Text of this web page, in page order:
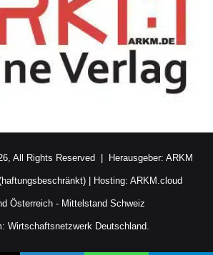
All Rights Reserved | Herausgeber: ARKM
| Hosting: ARKM.cloud
Österreich- Mittelstand Schweiz
Wirtschaftsnetzwerk Deutschland.